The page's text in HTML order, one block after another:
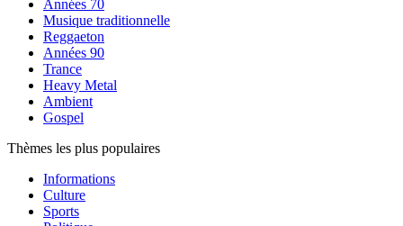
Années 70
Musique traditionnelle
Reggaeton
Années 90
Trance
Heavy Metal
Ambient
Gospel
Thèmes les plus populaires
Informations
Culture
Sports